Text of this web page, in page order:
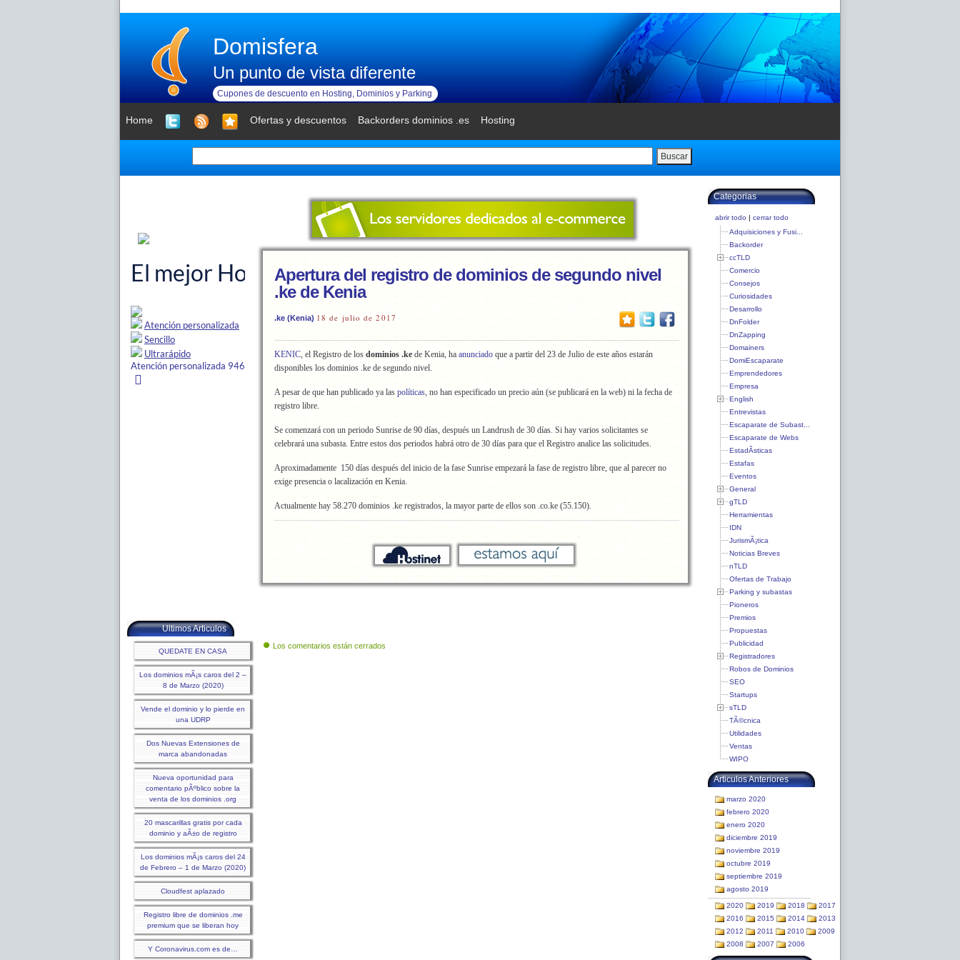
Domisfera
Un punto de vista diferente
Cupones de descuento en Hosting, Dominios y Parking
Home Ofertas y descuentos Backorders dominios .es Hosting
Buscar
Ultimos Articulos
QUEDATE EN CASA
Los dominios mÃ¡s caros del 2 –
8 de Marzo (2020)
Vende el dominio y lo pierde en
una UDRP
Dos Nuevas Extensiones de
marca abandonadas
Nueva oportunidad para
comentario pÃºblico sobre la
venta de los dominios .org
20 mascarillas gratis por cada
dominio y aÃ±o de registro
Los dominios mÃ¡s caros del 24
de Febrero – 1 de Marzo (2020)
Cloudfest aplazado
Registro libre de dominios .me
premium que se liberan hoy
Y Coronavirus.com es de…
Apertura del registro de dominios de segundo nivel
.ke de Kenia
.ke (Kenia) 18 de julio de 2017
KENIC, el Registro de los dominios .ke de Kenia, ha anunciado que a partir del 23 de Julio de este años estarán
disponibles los dominios .ke de segundo nivel.
A pesar de que han publicado ya las políticas, no han especificado un precio aún (se publicará en la web) ni la fecha de
registro libre.
Se comenzará con un periodo Sunrise de 90 días, después un Landrush de 30 días. Si hay varios solicitantes se
celebrará una subasta. Entre estos dos periodos habrá otro de 30 días para que el Registro analice las solicitudes.
Aproximadamente 150 días después del inicio de la fase Sunrise empezará la fase de registro libre, que al parecer no
exige presencia o lacalización en Kenia.
Actualmente hay 58.270 dominios .ke registrados, la mayor parte de ellos son .co.ke (55.150).
Los comentarios están cerrados
Categorias
abrir todo | cerrar todo
Adquisiciones y Fusi...
Backorder
ccTLD
Comercio
Consejos
Curiosidades
Desarrollo
DnFolder
DnZapping
Domainers
DomiEscaparate
Emprendedores
Empresa
English
Entrevistas
Escaparate de Subast...
Escaparate de Webs
EstadÃ­sticas
Estafas
Eventos
General
gTLD
Herramientas
IDN
JurismÃ¡tica
Noticias Breves
nTLD
Ofertas de Trabajo
Parking y subastas
Pioneros
Premios
Propuestas
Publicidad
Registradores
Robos de Dominios
SEO
Startups
sTLD
TÃ©cnica
Utilidades
Ventas
WIPO
Articulos Anteriores
marzo 2020
febrero 2020
enero 2020
diciembre 2019
noviembre 2019
octubre 2019
septiembre 2019
agosto 2019
2020 2019 2018
2017
2016
2015 2014
2013
2012
2011 2010
2009
2008
2007 2006